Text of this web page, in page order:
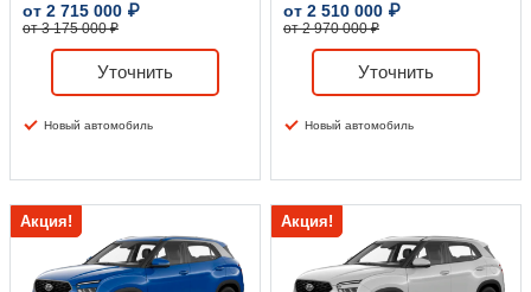
от 2 715 000 ₽
от 3 175 000 ₽
Уточнить
Новый автомобиль
от 2 510 000 ₽
от 2 970 000 ₽
Уточнить
Новый автомобиль
Акция! Акция!